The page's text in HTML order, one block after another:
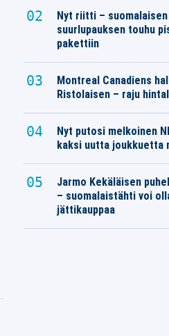
Nyt riitti –
suurlupauksen touhu
pakettiin
Montreal Canadiens
Ristolaisen – raju
Nyt putosi melkoinen
kaksi uutta joukkuetta
Jarmo Kekäläisen
– suomalaistähti voi
jättikauppaa